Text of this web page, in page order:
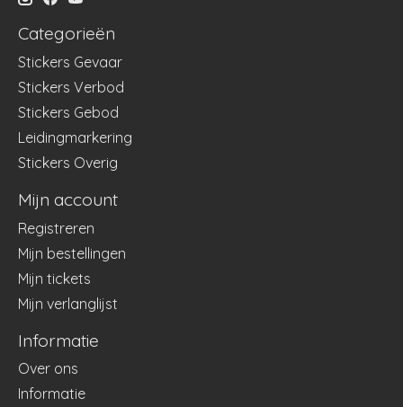
Categorieën
Stickers Gevaar
Stickers Verbod
Stickers Gebod
Leidingmarkering
Stickers Overig
Mijn account
Registreren
Mijn bestellingen
Mijn tickets
Mijn verlanglijst
Informatie
Over ons
Informatie